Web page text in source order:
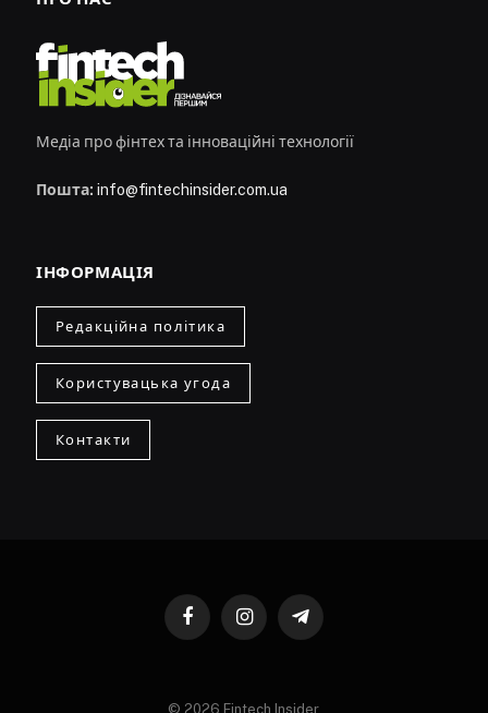
Медіа про фінтех та інноваційні технології
Пошта: info@fintechinsider.com.ua
ІНФОРМАЦІЯ
Редакційна політика
Користувацька угода
Контакти
FacebookInstagramTelegram
© 2026 Fintech Insider.